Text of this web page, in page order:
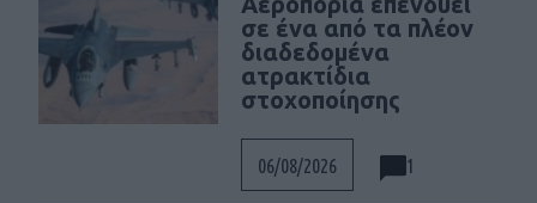
σε ένα από τα πλέον
διαδεδομένα
ατρακτίδια
στοχοποίησης
06/08/2026 1